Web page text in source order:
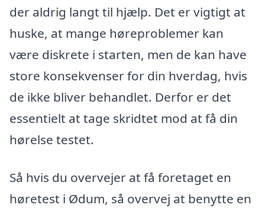
der aldrig langt til hjælp. Det er vigtigt at
huske, at mange høreproblemer kan
være diskrete i starten, men de kan have
store konsekvenser for din hverdag, hvis
de ikke bliver behandlet. Derfor er det
essentielt at tage skridtet mod at få din
hørelse testet.
Så hvis du overvejer at få foretaget en
høretest i Ødum, så overvej at benytte en